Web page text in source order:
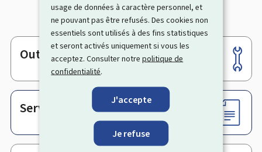
usage de données à caractère personnel, et
ne pouvant pas être refusés. Des cookies non
essentiels sont utilisés à des fins statistiques
et seront activés uniquement si vous les
acceptez. Consulter notrepolitique de
confidentialité.
J'accepte
Je refuse
Pied
de
page
Outils
Services en ligne & Formulaires